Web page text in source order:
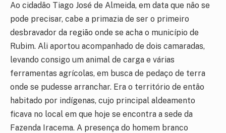
Ao cidadão Tiago José de Almeida, em data que não se
pode precisar, cabe a primazia de ser o primeiro
desbravador da região onde se acha o município de
Rubim. Ali aportou acompanhado de dois camaradas,
levando consigo um animal de carga e várias
ferramentas agrícolas, em busca de pedaço de terra
onde se pudesse arranchar. Era o território de então
habitado por indígenas, cujo principal aldeamento
ficava no local em que hoje se encontra a sede da
Fazenda Iracema. A presença do homem branco